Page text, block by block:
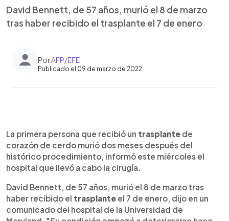
David Bennett, de 57 años, murió el 8 de marzo
tras haber recibido el trasplante el 7 de enero
PorAFP/EFE
Publicado el 09 de marzo de 2022
Escuchar artículo
La primera persona que recibió un trasplante de
corazón de cerdo murió dos meses después del
histórico procedimiento, informó este miércoles el
hospital que llevó a cabo la cirugía.
David Bennett, de 57 años, murió el 8 de marzo tras
haber recibido el trasplante el 7 de enero, dijo en un
comunicado del hospital de la Universidad de